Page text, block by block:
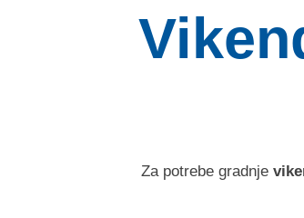
Za potrebe gradnje